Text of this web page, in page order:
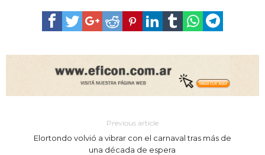
Previous article
Elortondo volvió a vibrar con el carnaval tras más de
una década de espera